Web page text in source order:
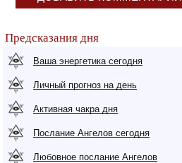
Предсказания дня
Ваша энергетика сегодня
Личный прогноз на день
Активная чакра дня
Послание Ангелов сегодня
Любовное послание Ангелов